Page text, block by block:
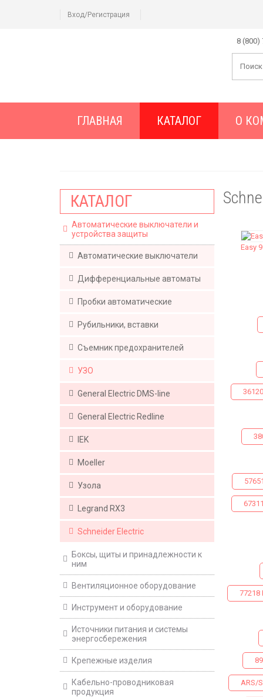
Вход/Регистрация
8 (800)
ГЛАВНАЯ КАТАЛОГ О
КАТАЛОГ
Автоматические выключатели и
устройства защиты
Автоматические выключатели
Дифференциальные автоматы
Пробки автоматические
Рубильники, вставки
Съемник предохранителей
УЗО
Generаl Electric DMS-line
Generаl Electric Redline
IEK
Moeller
Узола
Legrand RX3
Schneider Electric
Боксы, щиты и принадлежности к
ним
Вентиляционное оборудование
Инструмент и оборудование
Источники питания и системы
энергосбережения
Крепежные изделия
Кабельно-проводниковая
продукция
Easy 9
77218
ARS/